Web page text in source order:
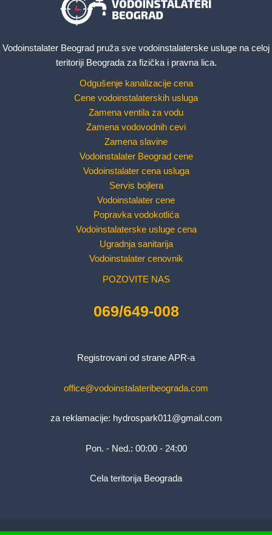
Vodoinstalater Beograd pruža sve vodoinstalaterske usluge na celoj
teritoriji Beograda za fizička i pravna lica.
Odgušenje kanalizacije cena
Cene vodoinstalaterskih usluga
Zamena ventila za vodu
Zamena vodovodnih cevi
Zamena slavine
Vodoinstalater Beograd cene
Vodoinstalater cena usluga
Servis bojlera
Vodoinstalater cene
Popravka vodokotlića
Vodoinstalaterske usluge cena
Ugradnja sanitarija
Vodoinstalater cenovnik
POZOVITE NAS
069/649-008
Registrovani od strane APR-a
office@vodoinstalateribeograda.com
za reklamacije: hydrospark011@gmail.com
Pon. - Ned.: 00:00 - 24:00
Cela teritorija Beograda